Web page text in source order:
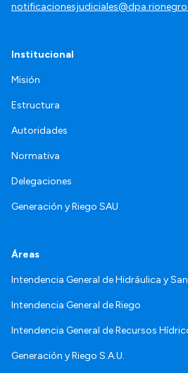
Institucional
Misión
Estructura
Autoridades
Normativa
Delegaciones
Generación y Riego SAU
Áreas
Intendencia General de Hidráulica y
Intendencia General de Riego
Intendencia General de Recursos
Generación y Riego S.A.U.